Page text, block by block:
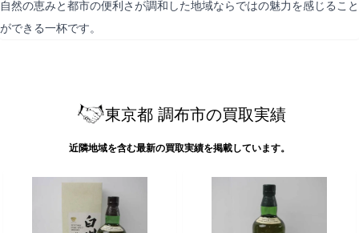
自然の恵みと都市の便利さが調和した地域ならではの魅力を感じること
ができる一杯です。
東京都 調布市の買取実績
近隣地域を含む最新の買取実績を掲載しています。